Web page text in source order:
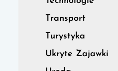
Transport
Turystyka
Ukryte Zajawki